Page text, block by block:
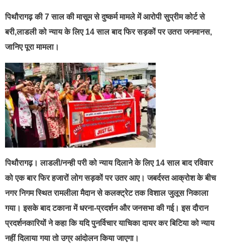
पिथौरागढ़ की 7 साल की मासूम से दुष्कर्म मामले में आरोपी सुप्रीम कोर्ट से
बरी,लाडली को न्याय के लिए 14 साल बाद फिर सड़कों पर उतरा जनमानस,
जानिए पूरा मामला।
पिथौरागढ़। लाडली/नन्ही परी को न्याय दिलाने के लिए 14 साल बाद रविवार
को एक बार फिर हजारों लोग सड़कों पर उतर आए। जबर्दस्त आक्रोश के बीच
नगर निगम स्थित रामलीला मैदान से कलक्ट्रेट तक विशाल जुलूस निकाला
गया। इसके बाद टकाना में धरना-प्रदर्शन और जनसभा की गई। इस दौरान
प्रदर्शनकारियों ने कहा कि यदि पुनर्विचार याचिका दायर कर बिटिया को न्याय
नहीं दिलाया गया तो उग्र आंदोलन किया जाएगा।